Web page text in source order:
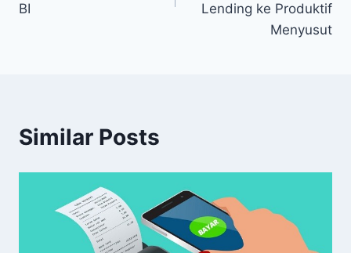
BI
Lending ke Produktif
Menyusut
Similar Posts